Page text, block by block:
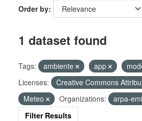
Order by
1 dataset found
Tags: ambiente app
Licenses:
Creative Commons
Meteo
Organizations:
arpa-
Filter Results